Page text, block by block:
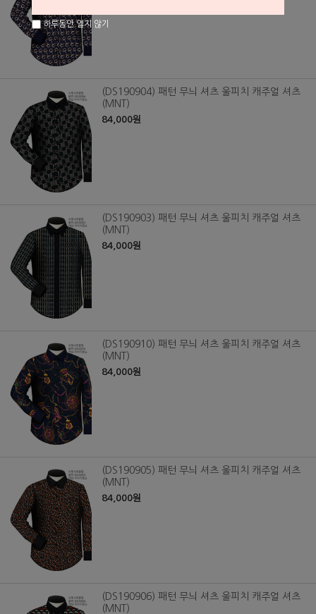
(DS190904) 패턴 무늬 셔츠 울피치 캐주얼 셔츠
(MNT)
84,000원
(DS190903) 패턴 무늬 셔츠 울피치 캐주얼 셔츠
(MNT)
84,000원
(DS190910) 패턴 무늬 셔츠 울피치 캐주얼 셔츠
(MNT)
84,000원
(DS190905) 패턴 무늬 셔츠 울피치 캐주얼 셔츠
(MNT)
84,000원
(DS190906) 패턴 무늬 셔츠 울피치 캐주얼 셔츠
(MNT)
하루동안 열지 않기